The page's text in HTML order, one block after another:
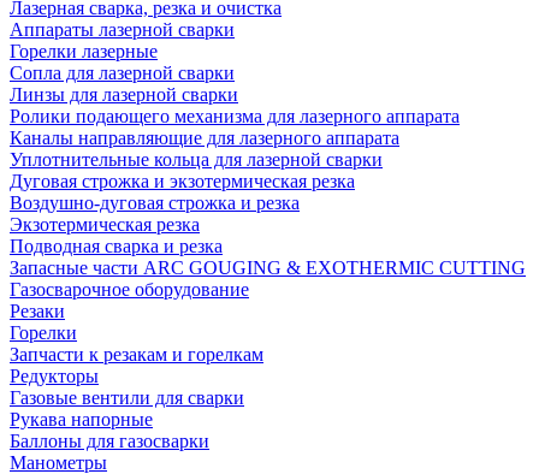
Лазерная сварка, резка и очистка
Аппараты лазерной сварки
Горелки лазерные
Сопла для лазерной сварки
Линзы для лазерной сварки
Ролики подающего механизма для лазерного аппарата
Каналы направляющие для лазерного аппарата
Уплотнительные кольца для лазерной сварки
Дуговая строжка и экзотермическая резка
Воздушно-дуговая строжка и резка
Экзотермическая резка
Подводная сварка и резка
Запасные части ARC GOUGING & EXOTHERMIC CUTTING
Газосварочное оборудование
Резаки
Горелки
Запчасти к резакам и горелкам
Редукторы
Газовые вентили для сварки
Рукава напорные
Баллоны для газосварки
Манометры